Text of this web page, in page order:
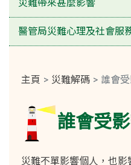
災難帶來甚麼影響
醫管局災難心理及社會服
主頁 災難解碼 誰會
誰會受
災難不單影響個人，也